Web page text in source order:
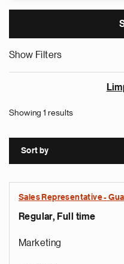
Show Filters
Showing 1 results
Sort by
Sales Representative -
Regular, Full time
Marketing